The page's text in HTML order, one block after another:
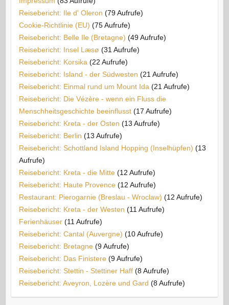
Reisebericht: Ile d' Oleron (79 Aufrufe)
Cookie-Richtlinie (EU) (75 Aufrufe)
Reisebericht: Belle Ile (Bretagne) (49 Aufrufe)
Reisebericht: Insel Læsø (31 Aufrufe)
Reisebericht: Korsika (22 Aufrufe)
Reisebericht: Island - der Südwesten (21 Aufrufe)
Reisebericht: Einmal rund um Mount Ida (21 Aufrufe)
Reisebericht: Die Vézère - wenn ein Fluss die
Menschheitsgeschichte beeinflusst (17 Aufrufe)
Reisebericht: Kreta - der Osten (13 Aufrufe)
Reisebericht: Berlin (13 Aufrufe)
Reisebericht: Schottland Island Hopping (Inselhüpfen) (13
Aufrufe)
Reisebericht: Kreta - die Mitte (12 Aufrufe)
Reisebericht: Haute Provence (12 Aufrufe)
Restaurant: Pierogarnie (Breslau - Wroclaw) (12 Aufrufe)
Reisebericht: Kreta - der Westen (11 Aufrufe)
Ferienhäuser (11 Aufrufe)
Reisebericht: Cantal (Auvergne) (10 Aufrufe)
Reisebericht: Bretagne (9 Aufrufe)
Reisebericht: Das Finistere (9 Aufrufe)
Reisebericht: Stettin - Stettiner Haff (8 Aufrufe)
Reisebericht: Aveyron, Lozère und Gard (8 Aufrufe)